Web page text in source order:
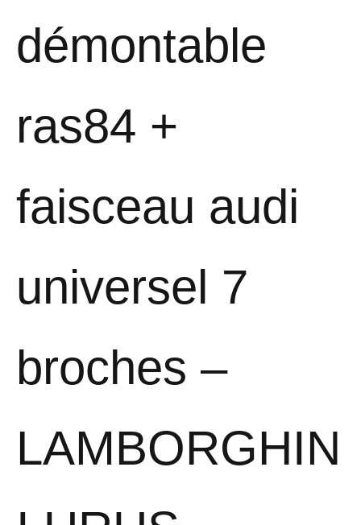
démontable
ras84 +
faisceau audi
universel 7
broches –
LAMBORGHIN